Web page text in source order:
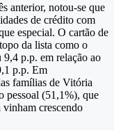
anterior, notou-se que
de crédito com
especial. O cartão de
da lista como o
p.p. em relação ao
p.p. Em
famílias de Vitória
pessoal (51,1%), que
vinham crescendo